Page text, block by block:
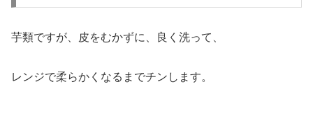
芋類ですが、皮をむかずに、良く洗って、
レンジで柔らかくなるまでチンします。